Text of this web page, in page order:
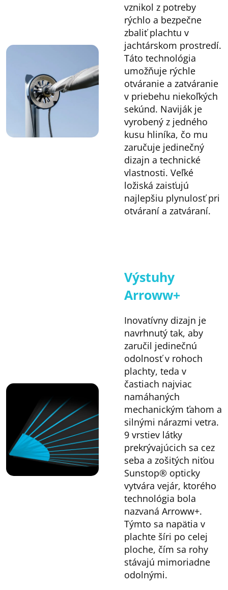
vznikol z potreby
rýchlo a bezpečne
zbaliť plachtu v
jachtárskom prostredí.
Táto technológia
umožňuje rýchle
otváranie a zatváranie
v priebehu niekoľkých
sekúnd. Naviják je
vyrobený z jedného
kusu hliníka, čo mu
zaručuje jedinečný
dizajn a technické
vlastnosti. Veľké
ložiská zaisťujú
najlepšiu plynulosť pri
otváraní a zatváraní.
Výstuhy
Arroww+
Inovatívny dizajn je
navrhnutý tak, aby
zaručil jedinečnú
odolnosť v rohoch
plachty, teda v
častiach najviac
namáhaných
mechanickým ťahom a
silnými nárazmi vetra.
9 vrstiev látky
prekrývajúcich sa cez
seba a zošitých niťou
Sunstop® opticky
vytvára vejár, ktorého
technológia bola
nazvaná Arroww+.
Týmto sa napätia v
plachte šíri po celej
ploche, čím sa rohy
stávajú mimoriadne
odolnými.